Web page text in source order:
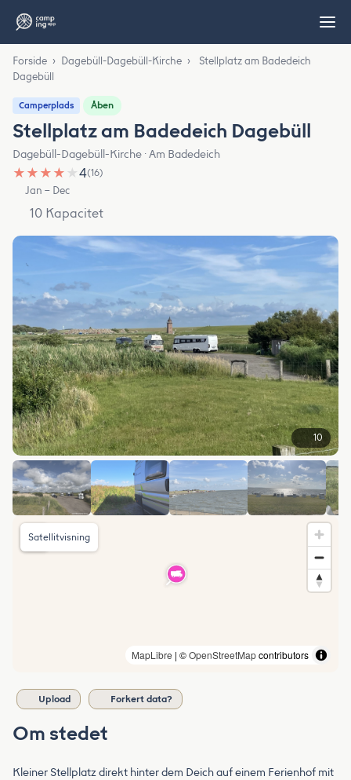
Forside › Dagebüll-Dagebüll-Kirche ›
Stellplatz am Badedeich
Dagebüll
Camperplads Åben
Stellplatz am Badedeich Dagebüll
Dagebüll-Dagebüll-Kirche · Am Badedeich
★ ★ ★ ★ ★4(16)
Jan – Dec
10 Kapacitet
10
MapLibre | ©OpenStreetMapcontributors
Satellitvisning
Upload Forkert data?
Om stedet
Kleiner Stellplatz direkt hinter dem Deich auf einem Ferienhof mit